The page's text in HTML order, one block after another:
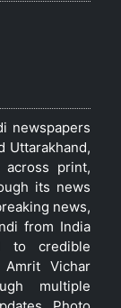
newspapers
Uttarakhand,
print,
its news
news,
from India
to credible
Vichar
multiple